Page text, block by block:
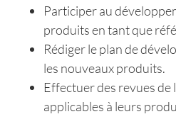
Participer au
produits en tant que
Rédiger le plan de
les nouveaux produits.
Effectuer des revues
applicables à leurs